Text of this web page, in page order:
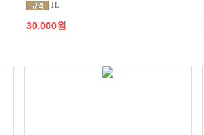
1L
30,000원